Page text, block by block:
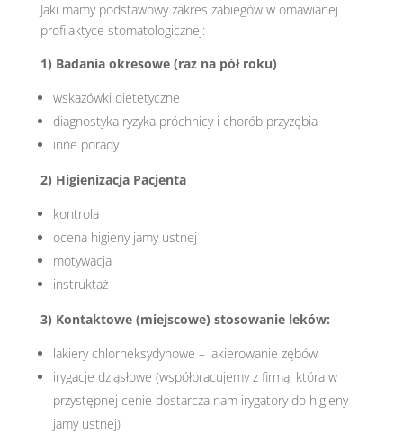
Jaki mamy podstawowy zakres zabiegów w omawianej
profilaktyce stomatologicznej:
1) Badania okresowe (raz na pół roku)
wskazówki dietetyczne
diagnostyka ryzyka próchnicy i chorób przyzębia
inne porady
2) Higienizacja Pacjenta
kontrola
ocena higieny jamy ustnej
motywacja
instruktaż
3) Kontaktowe (miejscowe) stosowanie leków:
lakiery chlorheksydynowe – lakierowanie zębów
irygacje dziąsłowe (współpracujemy z firmą, która w
przystępnej cenie dostarcza nam irygatory do higieny
jamy ustnej)